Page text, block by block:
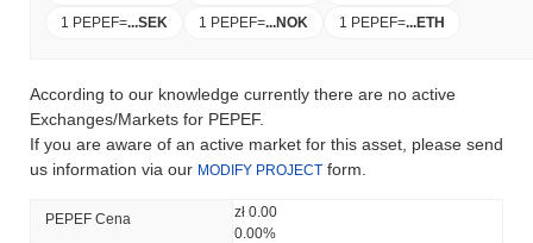
1 PEPEF=...SEK 1 PEPEF=...NOK 1 PEPEF=...ETH
According to our knowledge currently there are no active
Exchanges/Markets for PEPEF.
If you are aware of an active market for this asset, please send
us information via our MODIFY PROJECT form.
PEPEF Cena
zł 0.00
0.00%